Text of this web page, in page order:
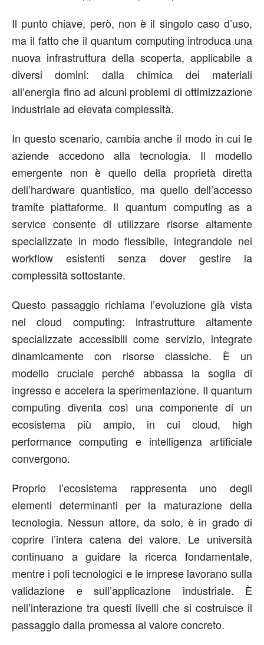
Il punto chiave, però, non è il singolo caso d’uso,
ma il fatto che il quantum computing introduca una
nuova infrastruttura della scoperta, applicabile a
diversi domini: dalla chimica dei materiali
all’energia fino ad alcuni problemi di ottimizzazione
industriale ad elevata complessità.
In questo scenario, cambia anche il modo in cui le
aziende accedono alla tecnologia. Il modello
emergente non è quello della proprietà diretta
dell’hardware quantistico, ma quello dell’accesso
tramite piattaforme. Il quantum computing as a
service consente di utilizzare risorse altamente
specializzate in modo flessibile, integrandole nei
workflow esistenti senza dover gestire la
complessità sottostante.
Questo passaggio richiama l’evoluzione già vista
nel cloud computing: infrastrutture altamente
specializzate accessibili come servizio, integrate
dinamicamente con risorse classiche. È un
modello cruciale perché abbassa la soglia di
ingresso e accelera la sperimentazione. Il quantum
computing diventa così una componente di un
ecosistema più ampio, in cui cloud, high
performance computing e intelligenza artificiale
convergono.
Proprio l’ecosistema rappresenta uno degli
elementi determinanti per la maturazione della
tecnologia. Nessun attore, da solo, è in grado di
coprire l’intera catena del valore. Le università
continuano a guidare la ricerca fondamentale,
mentre i poli tecnologici e le imprese lavorano sulla
validazione e sull’applicazione industriale. È
nell’interazione tra questi livelli che si costruisce il
passaggio dalla promessa al valore concreto.